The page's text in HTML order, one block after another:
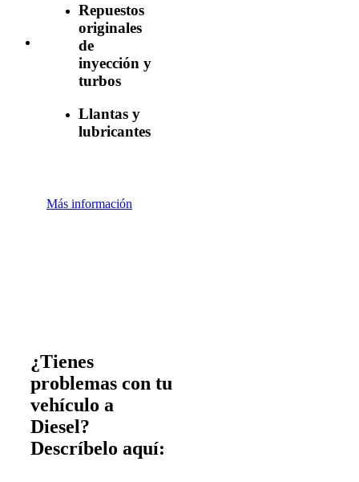
Repuestos
originales
de
inyección y
turbos
Llantas y
lubricantes
Más información
¿Tienes
problemas con tu
vehículo a
Diesel?
Descríbelo aquí: